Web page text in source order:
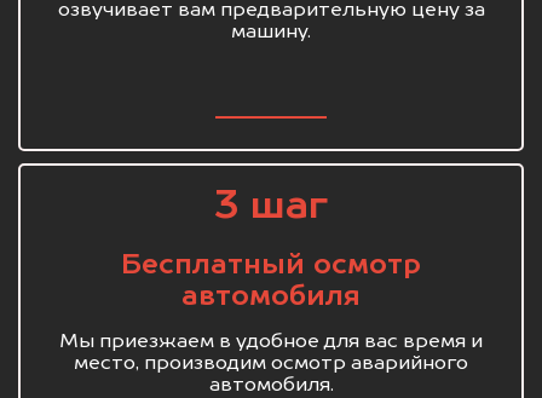
озвучивает вам предварительную цену за
машину.
3 шаг
Бесплатный осмотр
автомобиля
Мы приезжаем в удобное для вас время и
место, производим осмотр аварийного
автомобиля.